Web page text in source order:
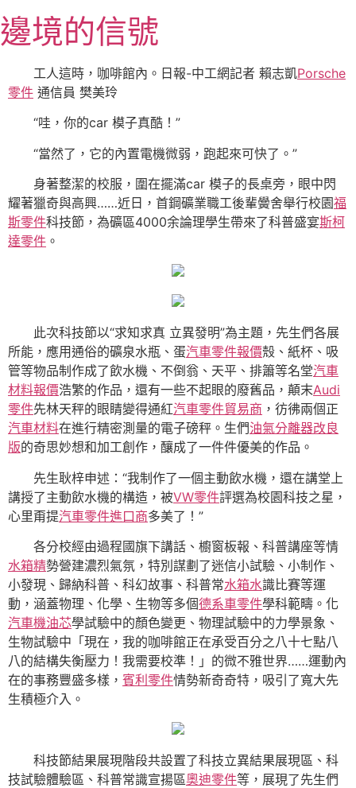
至
主
內
邊境的信號
工人這時，咖啡館內。日報-中工網記者 賴志凱Porsche
零件 通信員 樊美玲
“哇，你的car 模子真酷！”
“當然了，它的內置電機微弱，跑起來可快了。”
身著整潔的校服，圍在擺滿car 模子的長桌旁，眼中閃
耀著獵奇與高興……近日，首鋼礦業職工後輩黌舍舉行校園福
斯零件科技節，為礦區4000余論理學生帶來了科普盛宴斯柯
達零件 。
此次科技節以“求知求真 立異發明”為主題，先生們各展
所能，應用通俗的礦泉水瓶、蛋汽車零件報價殼、紙杯、吸
管等物品制作成了飲水機、不倒翁、天平、排簫等名堂汽車
材料報價浩繁的作品，還有一些不起眼的廢舊品，顛末Audi
零件先林天秤的眼睛變得通紅汽車零件貿易商 ，彷彿兩個正
汽車材料在進行精密測量的電子磅秤。生們油氣分離器改良
版的奇思妙想和加工創作，釀成了一件件優美的作品。
先生耿梓申述：“我制作了一個主動飲水機，還在講堂上
講授了主動飲水機的構造，被VW零件評選為校園科技之星，
心里甭提汽車零件進口商多美了！”
各分校經由過程國旗下講話、櫥窗板報、科普講座等情
水箱精勢營建濃烈氣氛，特別謀劃了迷信小試驗、小制作、
小發現、歸納科普、科幻故事、科普常水箱水識比賽等運
動，涵蓋物理、化學、生物等多個德系車零件學科範疇。化
汽車機油芯學試驗中的顏色變更、物理試驗中的力學景象、
生物試驗中「現在，我的咖啡館正在承受百分之八十七點八
八的結構失衡壓力！我需要校準！」的微不雅世界……運動內
在的事務豐盛多樣， 賓利零件情勢新奇奇特，吸引了寬大先
生積極介入。
科技節結果展現階段共設置了科技立異結果展現區、科
技試驗體驗區、科普常識宣揚區奧迪零件等，展現了先生們